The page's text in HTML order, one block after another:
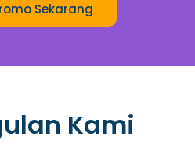
Sekarang
Kami